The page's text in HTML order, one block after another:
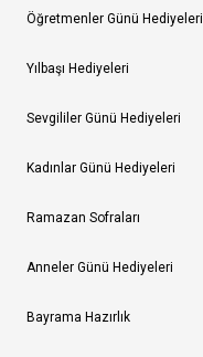
Öğretmenler Günü Hediyeleri
Yılbaşı Hediyeleri
Sevgililer Günü Hediyeleri
Kadınlar Günü Hediyeleri
Ramazan Sofraları
Anneler Günü Hediyeleri
Bayrama Hazırlık